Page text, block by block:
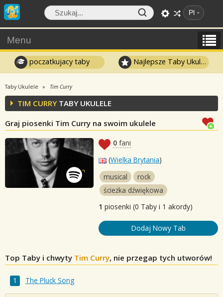
Pl
Menu
poczatkujacy taby Najlepsze Taby Ukulele
Taby Ukulele Tim Curry
TIM CURRYTABY UKULELE
Graj piosenki Tim Curry na swoim ukulele
0 fani
(Wielka Brytania)
musical
rock
ścieżka dźwiękowa
1 piosenki (0 Taby i 1 akordy)
Dodaj Nowy Tab
Top Taby i chwyty Tim Curry, nie przegap tych utworów!
The Pluck Song